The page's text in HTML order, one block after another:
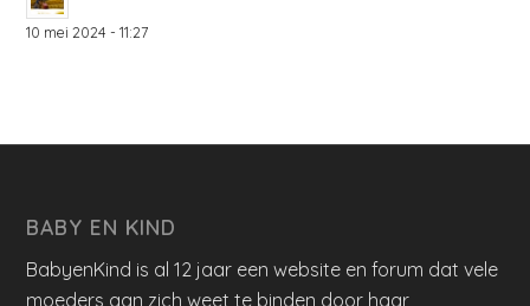
10 mei 2024 - 11:27
BABY EN KIND
BabyenKind is al 12 jaar een website en forum dat vele
moeders aan zich weet te binden door haar